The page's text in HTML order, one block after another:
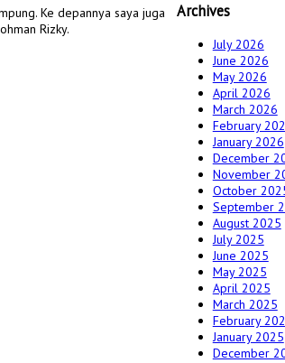
Ke depannya saya juga
Rizky.
Archives
July 2026
June 2026
May 2026
April 2026
March 2026
February
January 2026
December
November
October
September
August 2025
July 2025
June 2025
May 2025
April 2025
March 2025
February
January 2025
December